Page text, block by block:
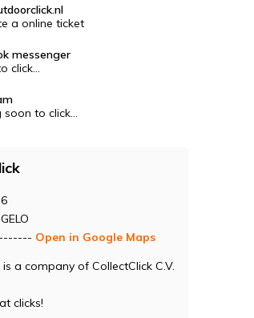
a online ticket
messenger
click...
soon to click...
Open in Google Maps
a company of CollectClick C.V.
clicks!